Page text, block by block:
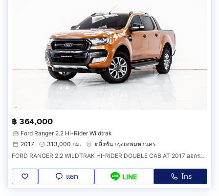
฿ 364,000
Ford Ranger 2.2 Hi-Rider Wildtrak
2017
313,000 กม.
ตลิ่งชัน กรุงเทพมหานคร
FORD RANGER 2.2 WILDTRAK HI-RIDER DOUBLE CAB AT 2017 ออกรถ 0 บาท รหัสรถ 3B737
แชท LINE โทร